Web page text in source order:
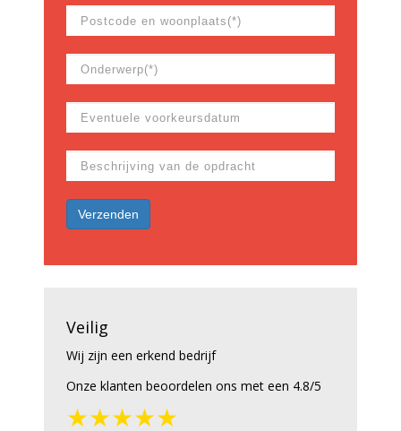
Veilig
Wij zijn een erkend bedrijf
Onze klanten beoordelen ons met een 4.8/5
★★★★★